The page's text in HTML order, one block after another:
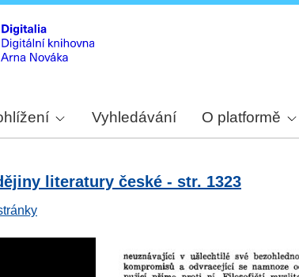
Vyhledávání O platformě
literatury české - str. 1323